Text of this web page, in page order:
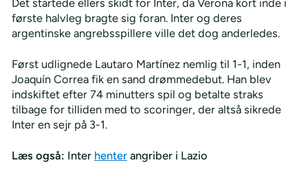
Det startede ellers skidt for Inter, da Verona kort inde i
første halvleg bragte sig foran. Inter og deres
argentinske angrebsspillere ville det dog anderledes.
Først udlignede Lautaro Martínez nemlig til 1-1, inden
Joaquín Correa fik en sand drømmedebut. Han blev
indskiftet efter 74 minutters spil og betalte straks
tilbage for tilliden med to scoringer, der altså sikrede
Inter en sejr på 3-1.
Læs også: Inter henterangriber i Lazio